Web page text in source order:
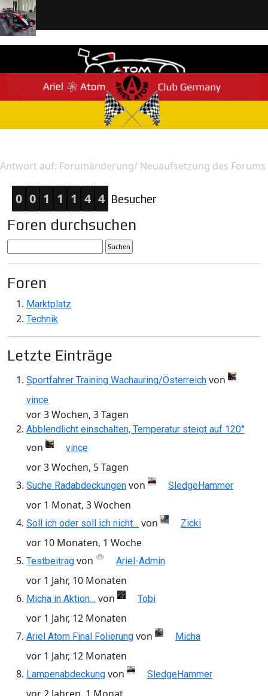
Antwort auf: Forumänderung/ Neuaufsetzung des Forums
0 0 1 1 1 4 4 Besucher
Foren durchsuchen
Foren
Marktplatz
Technik
Letzte Einträge
Sportfahrer Training Wachauring/Österreich von
vince
vor 3 Wochen, 3 Tagen
Abblendlicht einschalten, Temperatur steigt auf 120°
von vince
vor 3 Wochen, 5 Tagen
Suche Radabdeckungen von SledgeHammer
vor 1 Monat, 3 Wochen
Soll ich oder soll ich nicht… von Zicki
vor 10 Monaten, 1 Woche
Testbeitrag von Ariel-Admin
vor 1 Jahr, 10 Monaten
Micha in Aktion… von Tobi
vor 1 Jahr, 12 Monaten
Ariel Atom Final Folierung von Micha
vor 1 Jahr, 12 Monaten
Lampenabdeckung von SledgeHammer